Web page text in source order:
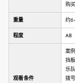
购
重量 约
程度 AB
观看条件
案
挡
乐
拨